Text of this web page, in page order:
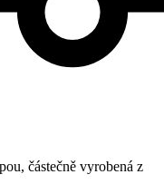
částečně vyrobená z